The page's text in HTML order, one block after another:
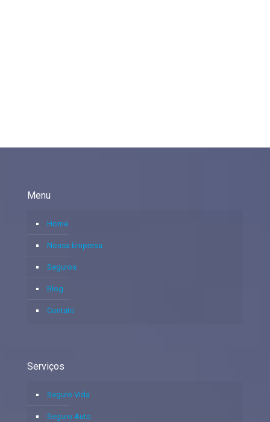
Menu
Home
Nossa Empresa
Seguros
Blog
Contato
Serviços
Seguro Vida
Seguro Auto